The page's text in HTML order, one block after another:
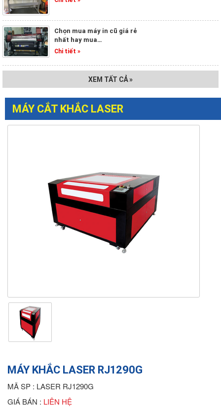
Chọn mua máy in cũ giá rẻ
nhất hay mua…
Chi tiết »
XEM TẤT CẢ »
MÁY CẮT KHẮC LASER
MÁY KHẮC LASER RJ1290G
MÃ SP : LASER RJ1290G
GIÁ BÁN : LIÊN HỆ